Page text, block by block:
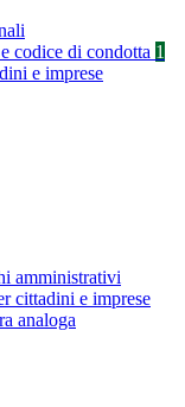
codice di condotta 1
e imprese
amministrativi
cittadini e imprese
analoga